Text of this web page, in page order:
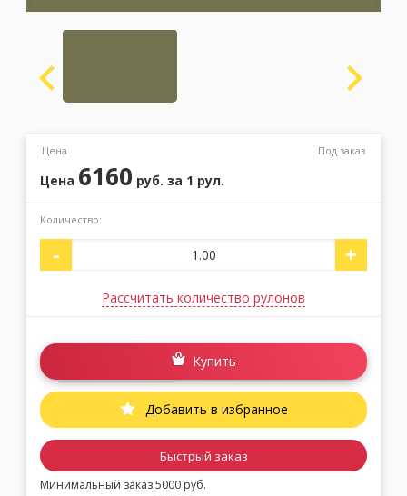
Заказать обратный звонок
Цена Под заказ
Цена 6160 руб. за 1 рул.
Количество:
- +
Рассчитать количество рулонов
Купить
Добавить в избранное
Быстрый заказ
Минимальный заказ 5000 руб.